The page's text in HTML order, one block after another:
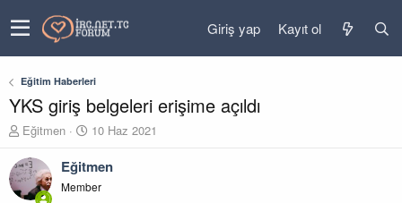
Giriş yap Kayıt ol
Eğitim Haberleri
YKS giriş belgeleri erişime açıldı
K
n
u
y
Eğitmen
B
ş
l
a
10 Haz 2021
Eğitmen
Member